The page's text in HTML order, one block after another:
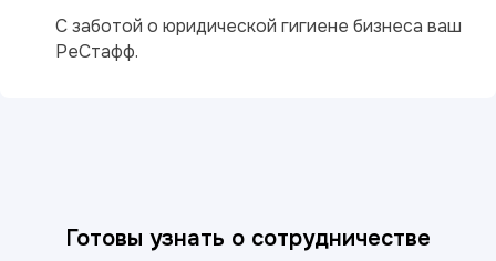
С заботой о юридической гигиене бизнеса ваш
РеСтафф.
Готовы узнать о сотрудничестве